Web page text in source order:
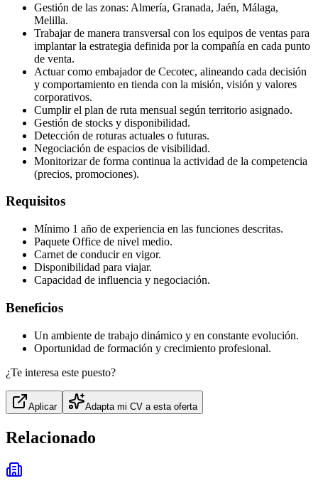
Gestión de las zonas: Almería, Granada, Jaén, Málaga,
Melilla.
Trabajar de manera transversal con los equipos de ventas para
implantar la estrategia definida por la compañía en cada punto
de venta.
Actuar como embajador de Cecotec, alineando cada decisión
y comportamiento en tienda con la misión, visión y valores
corporativos.
Cumplir el plan de ruta mensual según territorio asignado.
Gestión de stocks y disponibilidad.
Detección de roturas actuales o futuras.
Negociación de espacios de visibilidad.
Monitorizar de forma continua la actividad de la competencia
(precios, promociones).
Requisitos
Mínimo 1 año de experiencia en las funciones descritas.
Paquete Office de nivel medio.
Carnet de conducir en vigor.
Disponibilidad para viajar.
Capacidad de influencia y negociación.
Beneficios
Un ambiente de trabajo dinámico y en constante evolución.
Oportunidad de formación y crecimiento profesional.
¿Te interesa este puesto?
Aplicar Adapta mi CV a esta oferta
Relacionado